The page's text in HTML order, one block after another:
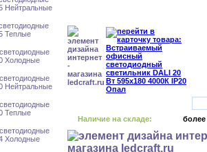
Нейтральные
Теплые
Холодные
Нейтральные
Теплые
Холодные
Наличие на складе: более